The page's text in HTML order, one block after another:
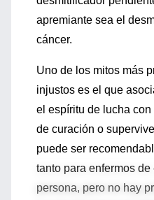
apremiante sea el
cáncer.
Uno de los mitos más
injustos es el que
el espíritu de lucha
de curación o
puede ser
tanto para enfermos
persona, pero no hay